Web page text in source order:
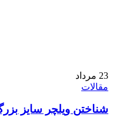
23 مرداد
مقالات
شناختن ویلچر سایز